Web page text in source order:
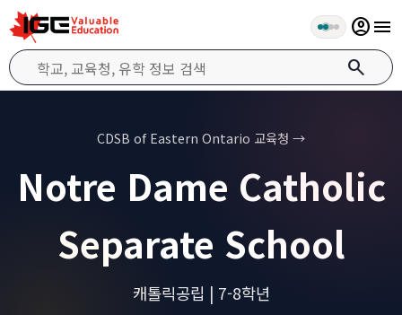
search
account_circlemenu
CDSB of Eastern Ontario 교육청 →
Notre Dame Catholic
Separate School
캐톨릭공립 | 7-8학년